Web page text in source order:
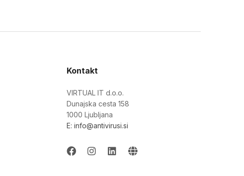
Kontakt
VIRTUAL IT d.o.o.
Dunajska cesta 158
1000 Ljubljana
E: info@antivirusi.si